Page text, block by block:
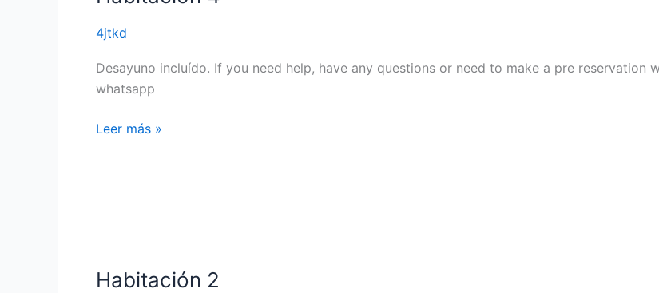
4jtkd
Desayuno incluído. If you need help, have any questions or need to make a pre reservation
whatsapp
Leer más »
Habitación 2